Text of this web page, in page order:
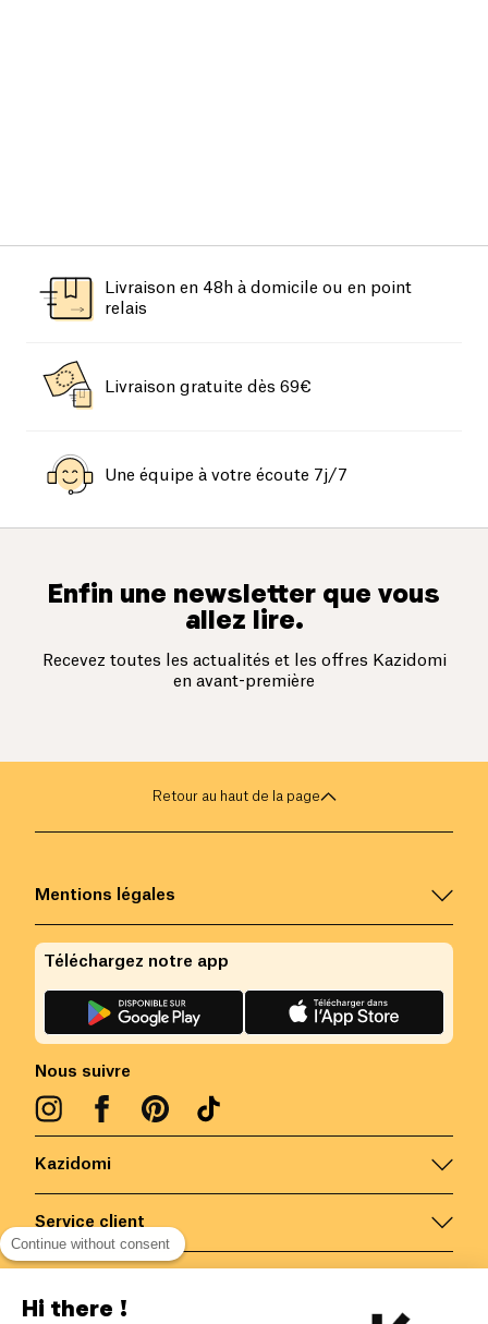
Livraison en 48h à domicile ou en point
relais
Livraison gratuite dès 69€
Une équipe à votre écoute 7j/7
Enfin une newsletter que vous
allez lire.
Recevez toutes les actualités et les offres Kazidomi
en avant-première
Retour au haut de la page
Kazidomi
Service client
Mentions légales
Nous suivre
Téléchargez notre app
Continue without consent
Hi there !